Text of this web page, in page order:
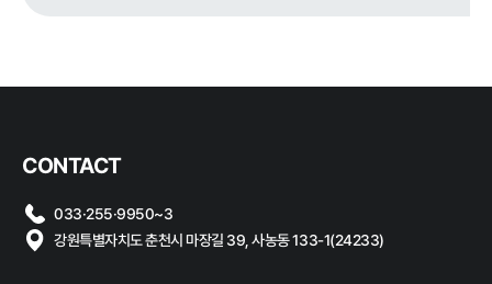
CONTACT
033·255·9950~3
강원특별자치도 춘천시 마장길 39, 사농동 133-1(24233)